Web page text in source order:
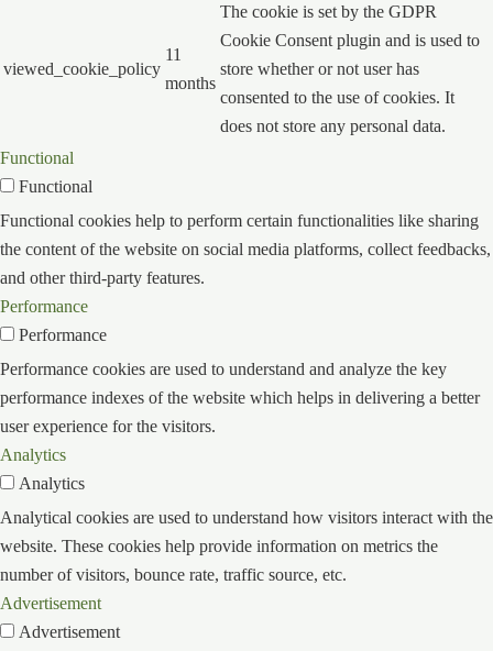
viewed_cookie_policy
11
months
The cookie is set by the GDPR
Cookie Consent plugin and is used to
store whether or not user has
consented to the use of cookies. It
does not store any personal data.
Functional
Functional
Functional cookies help to perform certain functionalities like sharing
the content of the website on social media platforms, collect feedbacks,
and other third-party features.
Performance
Performance
Performance cookies are used to understand and analyze the key
performance indexes of the website which helps in delivering a better
user experience for the visitors.
Analytics
Analytics
Analytical cookies are used to understand how visitors interact with the
website. These cookies help provide information on metrics the
number of visitors, bounce rate, traffic source, etc.
Advertisement
Advertisement